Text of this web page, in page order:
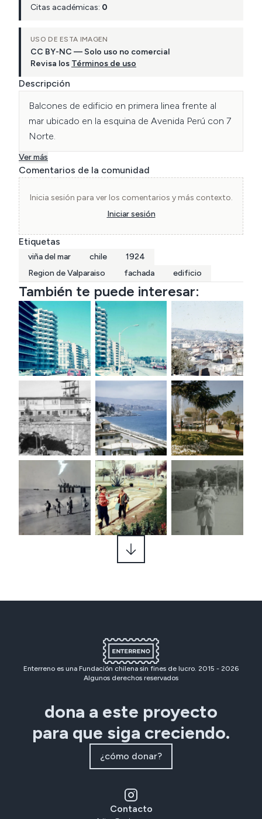
Citas académicas: 0
USO DE ESTA IMAGEN
CC BY-NC — Solo uso no comercial
Revisa los Términos de uso
Descripción
Balcones de edificio en primera linea frente al
mar ubicado en la esquina de Avenida Perú con 7
Norte.
Ver más
Comentarios de la comunidad
Inicia sesión para ver los comentarios y más contexto.
Iniciar sesión
Etiquetas
viña del mar chile
1924
Region de Valparaiso
fachada edificio
También te puede interesar:
Enterreno es una Fundación chilena sin fines de lucro. 2015 - 2026
Algunos derechos reservados
dona a este proyecto
para que siga creciendo.
¿cómo donar?
Contacto